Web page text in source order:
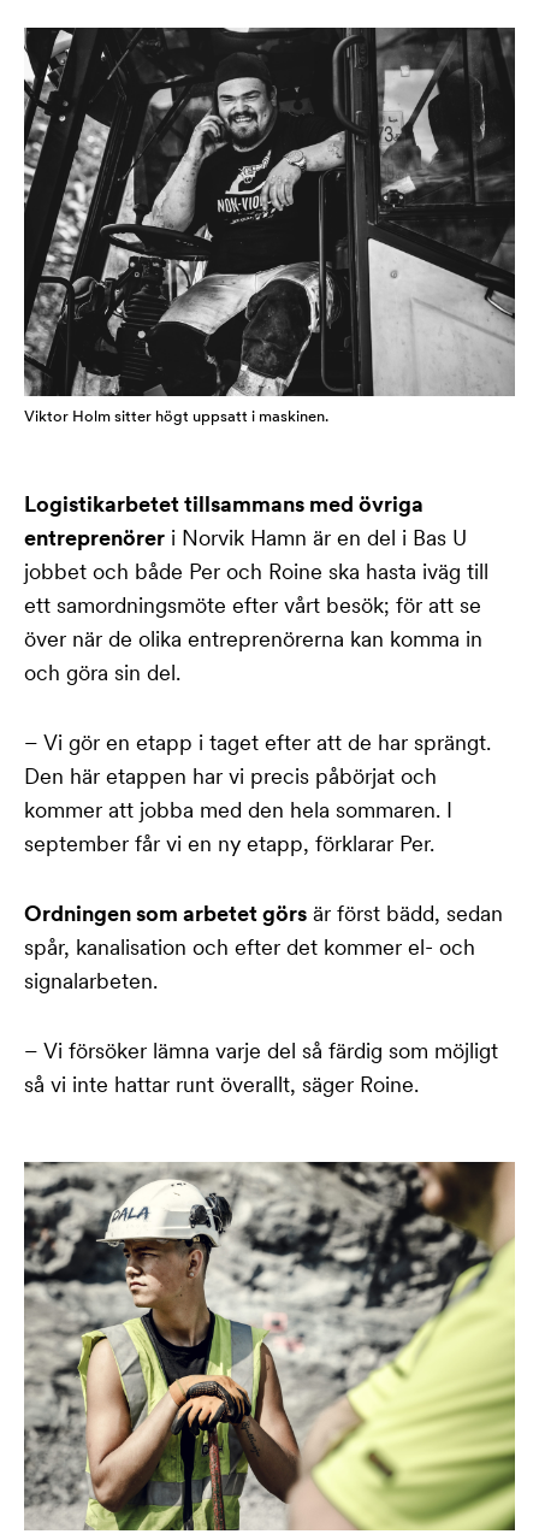
Viktor Holm sitter högt uppsatt i maskinen.
Logistikarbetet tillsammans med övriga
entreprenörer i Norvik Hamn är en del i Bas U
jobbet och både Per och Roine ska hasta iväg till
ett samordningsmöte efter vårt besök; för att se
över när de olika entreprenörerna kan komma in
och göra sin del.
– Vi gör en etapp i taget efter att de har sprängt.
Den här etappen har vi precis påbörjat och
kommer att jobba med den hela sommaren. I
september får vi en ny etapp, förklarar Per.
Ordningen som arbetet görs är först bädd, sedan
spår, kanalisation och efter det kommer el- och
signalarbeten.
– Vi försöker lämna varje del så färdig som möjligt
så vi inte hattar runt överallt, säger Roine.